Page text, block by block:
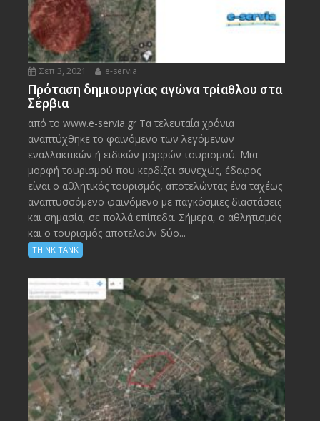
Σεπ 3, 2021 e-servia
Πρόταση δημιουργίας αγώνα τρίαθλου στα
Σέρβια
από το www.e-servia.gr Τα τελευταία χρόνια
αναπτύχθηκε το φαινόμενο των λεγόμενων
εναλλακτικών ή ειδικών μορφών τουρισμού. Μια
μορφή τουρισμού που κερδίζει συνεχώς, έδαφος
είναι ο αθλητικός τουρισμός, αποτελώντας ένα ταχέως
αναπτυσσόμενο φαινόμενο με παγκόσμιες διαστάσεις
και σημασία, σε πολλά επίπεδα. Σήμερα, ο αθλητισμός
και ο τουρισμός αποτελούν δύο...
THINK TANK